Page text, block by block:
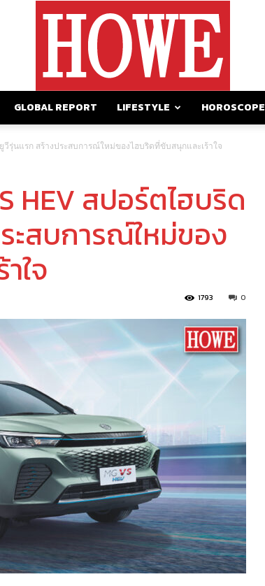
GLOBAL REPORT LIFESTYLE HOROSCOPE
ยูวีรุ่นแรก สร้างประสบการณ์ใหม่ของไฮบริดที่ขับสนุกและเร้าใจ
HEV สปอร์ตไฮบริด
ะสบการณ์ใหม่ของ
ใจ
0
1793